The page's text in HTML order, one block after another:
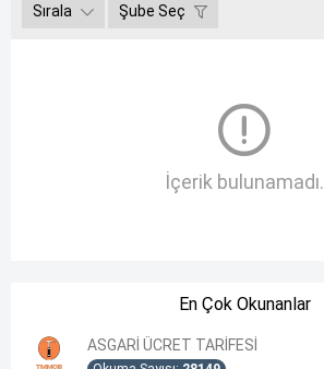
Sırala
Şube Seç
İçerik bulunamadı.
En Çok Okunanlar
ASGARİ ÜCRET TARİFESİ